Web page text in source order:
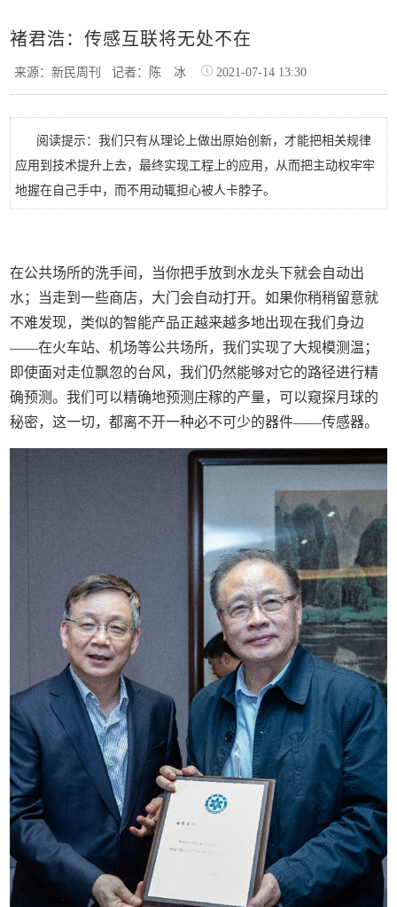
褚君浩：传感互联将无处不在
来源：新民周刊记者：陈 冰 2021-07-14 13:30
阅读提示：我们只有从理论上做出原始创新，才能把相关规律
应用到技术提升上去，最终实现工程上的应用，从而把主动权牢牢
地握在自己手中，而不用动辄担心被人卡脖子。
在公共场所的洗手间，当你把手放到水龙头下就会自动出
水；当走到一些商店，大门会自动打开。如果你稍稍留意就
不难发现，类似的智能产品正越来越多地出现在我们身边
——在火车站、机场等公共场所，我们实现了大规模测温；
即使面对走位飘忽的台风，我们仍然能够对它的路径进行精
确预测。我们可以精确地预测庄稼的产量，可以窥探月球的
秘密，这一切，都离不开一种必不可少的器件——传感器。